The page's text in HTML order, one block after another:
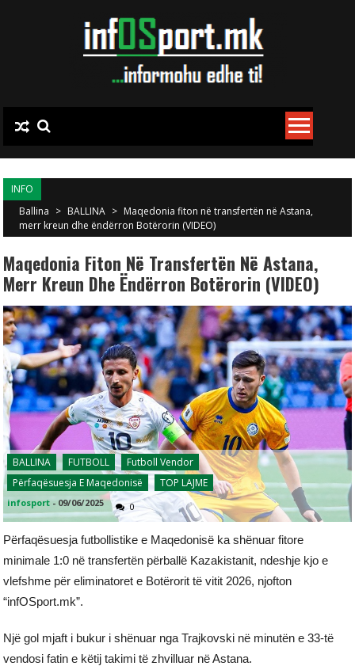
INFO
Ballina > BALLINA > Maqedonia fiton në transfertën në Astana,
merr kreun dhe ëndërron Botërorin (VIDEO)
Maqedonia Fiton Në Transfertën Në Astana,
Merr Kreun Dhe Ëndërron Botërorin (VIDEO)
BALLINA FUTBOLL
Futboll Vendor
Përfaqësuesja E Maqedonisë
TOP LAJME
infosport - 09/06/2025 0
Përfaqësuesja futbollistike e Maqedonisë ka shënuar fitore
minimale 1:0 në transfertën përballë Kazakistanit, ndeshje kjo e
vlefshme për eliminatoret e Botërorit të vitit 2026, njofton
“infOSport.mk”.
Një gol mjaft i bukur i shënuar nga Trajkovski në minutën e 33-të
vendosi fatin e këtij takimi të zhvilluar në Astana.